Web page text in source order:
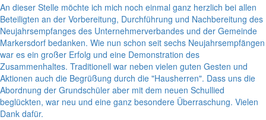
An dieser Stelle möchte ich mich noch einmal ganz herzlich bei allen
Beteiligten an der Vorbereitung, Durchführung und Nachbereitung des
Neujahrsempfanges des Unternehmerverbandes und der Gemeinde
Markersdorf bedanken. Wie nun schon seit sechs Neujahrsempfängen
war es ein großer Erfolg und eine Demonstration des
Zusammenhaltes. Traditionell war neben vielen guten Gesten und
Aktionen auch die Begrüßung durch die "Hausherren". Dass uns die
Abordnung der Grundschüler aber mit dem neuen Schullied
beglückten, war neu und eine ganz besondere Überraschung. Vielen
Dank dafür.